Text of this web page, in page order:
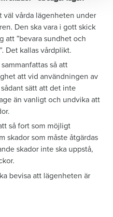
väl vårda lägenheten under
Den ska vara i gott skick
att ”bevara sundhet och
Det kallas vårdplikt.
så att
att vid användningen av
sätt att det inte
än vanligt och undvika att
så fort som möjligt
skador som måste åtgärdas
skador inte ska uppstå,
bevisa att lägenheten är